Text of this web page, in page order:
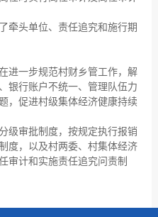
牵头单位、责任追究和施行期
进一步规范村财乡管工作，解
银行账户不统一、管理队伍力
，促进村级集体经济健康持续
级审批制度，按规定执行报销
度，以及村两委、村集体经济
审计和实施责任追究问责制